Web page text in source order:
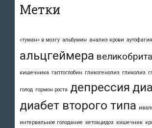
Метки
«туман» в мозгу альбумин анализ крови аутофагия
альцгеймера
кишечника гаптоглобин гликогенолиз гликолиз
голод гормон роста депрессия
диабет второго типа
интервальное голодание кетоацидоз кишечник